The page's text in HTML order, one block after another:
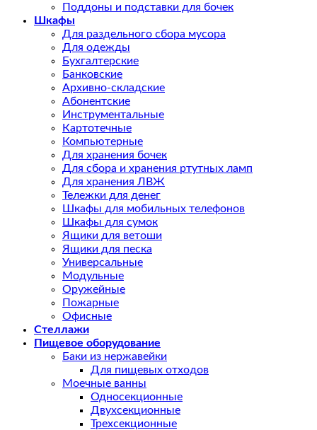
Поддоны и подставки для бочек
Шкафы
Для раздельного сбора мусора
Для одежды
Бухгалтерские
Банковские
Архивно-складские
Абонентские
Инструментальные
Картотечные
Компьютерные
Для хранения бочек
Для сбора и хранения ртутных ламп
Для хранения ЛВЖ
Тележки для денег
Шкафы для мобильных телефонов
Шкафы для сумок
Ящики для ветоши
Ящики для песка
Универсальные
Модульные
Оружейные
Пожарные
Офисные
Стеллажи
Пищевое оборудование
Баки из нержавейки
Для пищевых отходов
Моечные ванны
Односекционные
Двухсекционные
Трехсекционные